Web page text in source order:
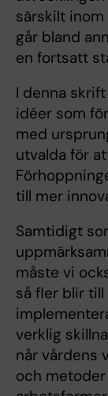
särskilt
går bland
en fortsatt
I denna
idéer som
med
utvalda för
till mer
Samtidigt
måste vi
så fler blir
verklig
når vårdens
och